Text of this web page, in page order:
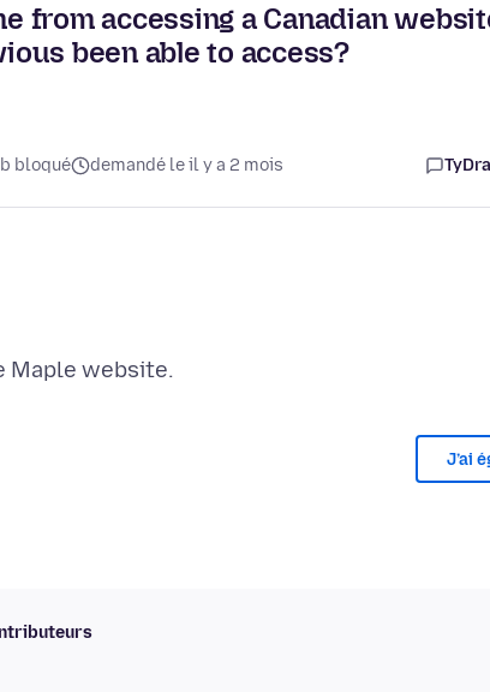
from accessing a Canadian
been able to access?
bloqué demandé le il y a 2 mois
J’ai